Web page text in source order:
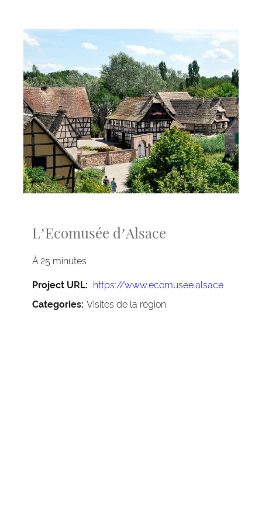
L’Ecomusée d’Alsace
À 25 minutes
Project URL: https://www.ecomusee.alsace
Categories: Visites de la région